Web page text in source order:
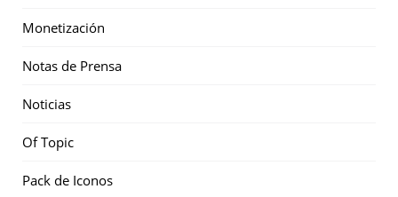
Monetización
Notas de Prensa
Noticias
Of Topic
Pack de Iconos